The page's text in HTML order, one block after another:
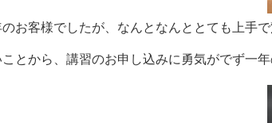
お客様でしたが、なんとなんととても上手で
とから、講習のお申し込みに勇気がでず一